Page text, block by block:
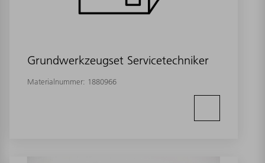
Grundwerkzeugset Servicetechniker
Materialnummer: 1880966